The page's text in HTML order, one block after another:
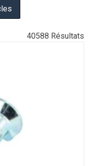
40588 Résultats